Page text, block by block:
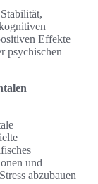
Effekte
psychischen
und
abzubauen